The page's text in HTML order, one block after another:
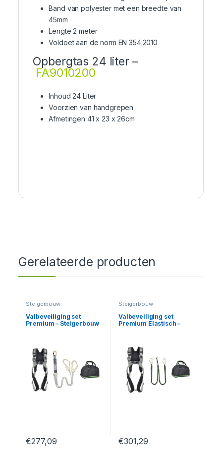
Band van polyester met een breedte van
45mm
Lengte 2 meter
Voldoet aan de norm EN 354:2010
Opbergtas 24 liter –
FA9010200
Inhoud 24 Liter
Voorzien van handgrepen
Afmetingen 41 x 23 x 26cm
Gerelateerde producten
Steigerbouw
Valbeveiliging set
Premium – Steigerbouw
€277,09
Steigerbouw
Valbeveiliging set
Premium Elastisch –
€301,29